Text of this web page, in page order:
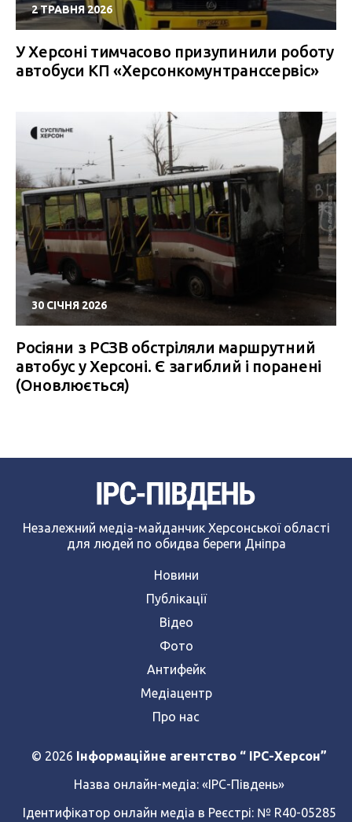
2 ТРАВНЯ 2026
У Херсоні тимчасово призупинили роботу
автобуси КП «Херсонкомунтранссервіс»
30 СІЧНЯ 2026
Росіяни з РСЗВ обстріляли маршрутний
автобус у Херсоні. Є загиблий і поранені
(Оновлюється)
Незалежний медіа-майданчик Херсонської області
для людей по обидва береги Дніпра
Новини
Публікації
Відео
Фото
Антифейк
Медіацентр
Про нас
© 2026 Інформаційне агентство “ IPC-Херсон”
Назва онлайн-медіа: «ІРС-Південь»
Ідентифікатор онлайн медіа в Реєстрі: № R40-05285